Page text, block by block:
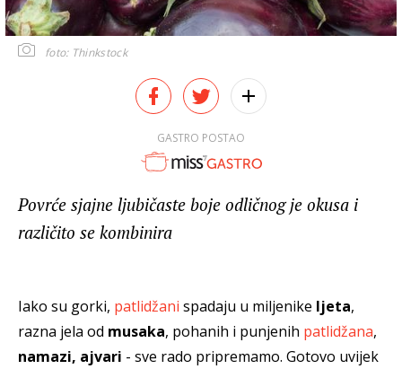
foto: Thinkstock
GASTRO POSTAO
Povrće sjajne ljubičaste boje odličnog je okusa i
različito se kombinira
Iako su gorki, patlidžani spadaju u miljenike ljeta,
razna jela od musaka, pohanih i punjenih patlidžana,
namazi, ajvari - sve rado pripremamo. Gotovo uvijek